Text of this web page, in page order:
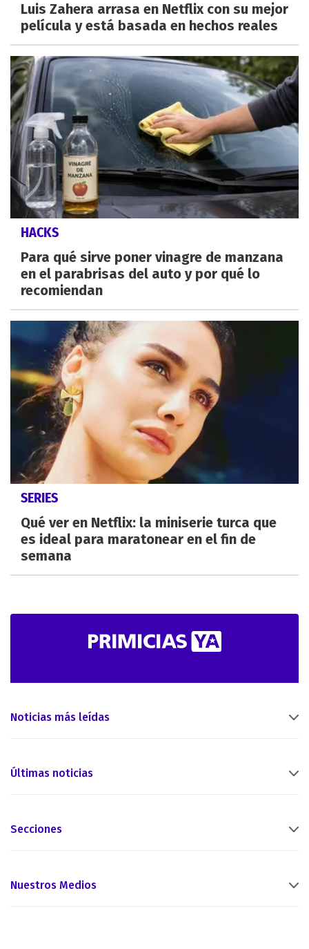
Luis Zahera arrasa en Netflix con su mejor
película y está basada en hechos reales
HACKS
Para qué sirve poner vinagre de manzana
en el parabrisas del auto y por qué lo
recomiendan
SERIES
Qué ver en Netflix: la miniserie turca que
es ideal para maratonear en el fin de
semana
Noticias más leídas
Últimas noticias
Secciones
Nuestros Medios